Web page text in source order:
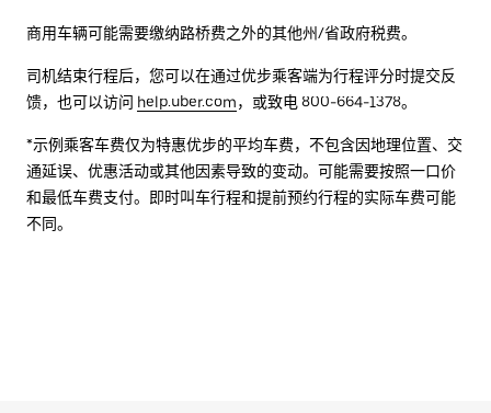
商用车辆可能需要缴纳路桥费之外的其他州/省政府税费。
司机结束行程后，您可以在通过优步乘客端为行程评分时提交反
馈，也可以访问 help.uber.com，或致电 800-664-1378。
*示例乘客车费仅为特惠优步的平均车费，不包含因地理位置、交
通延误、优惠活动或其他因素导致的变动。可能需要按照一口价
和最低车费支付。即时叫车行程和提前预约行程的实际车费可能
不同。